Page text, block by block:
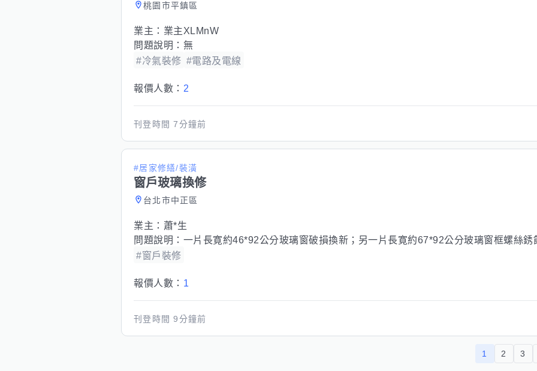
桃園市平鎮區
業主： 業主XLMnW
問題說明： 無
#冷氣裝修 #電路及電線
報價人數： 2
刊登時間7分鐘前
#居家修繕/裝潢
窗戶玻璃換修
台北市中正區
業主： 蕭*生
問題說明： 一片長寛約46*92公分玻璃窗破損換新；另一片長寛約67*92公分玻璃窗框螺絲銹
#窗戶裝修
報價人數： 1
刊登時間9分鐘前
1 2 3